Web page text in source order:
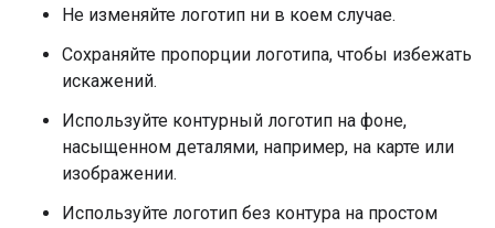
Не изменяйте логотип ни в коем случае.
Сохраняйте пропорции логотипа, чтобы избежать
искажений.
Используйте контурный логотип на фоне,
насыщенном деталями, например, на карте или
изображении.
Используйте логотип без контура на простом